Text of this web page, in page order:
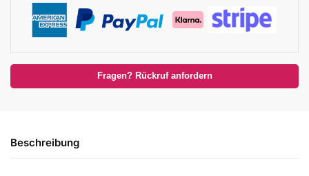
Fragen? Rückruf anfordern
Beschreibung